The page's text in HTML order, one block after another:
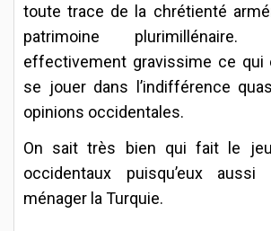
toute trace de la chrétienté
patrimoine
effectivement gravissime ce qui
se jouer dans l’indifférence
opinions occidentales.
On sait très bien qui fait le
occidentaux puisqu’eux
ménager la Turquie.